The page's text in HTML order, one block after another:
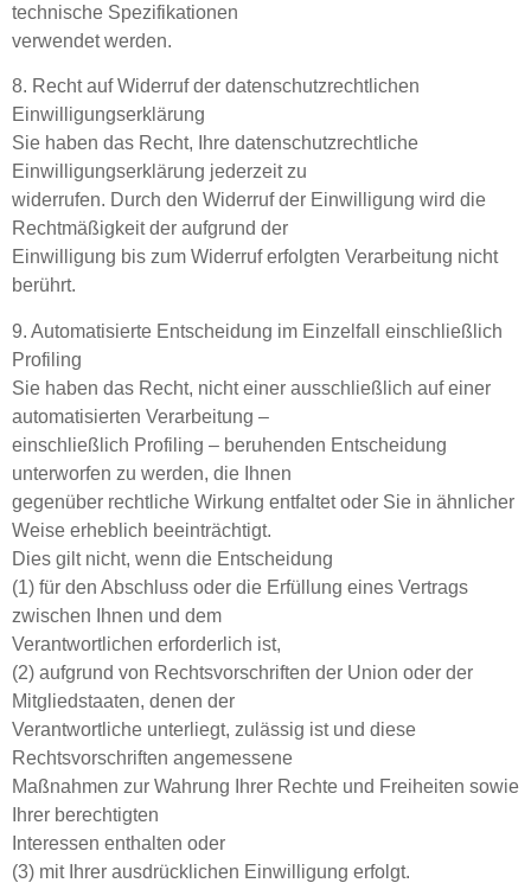
technische Spezifikationen
verwendet werden.
8. Recht auf Widerruf der datenschutzrechtlichen
Einwilligungserklärung
Sie haben das Recht, Ihre datenschutzrechtliche
Einwilligungserklärung jederzeit zu
widerrufen. Durch den Widerruf der Einwilligung wird die
Rechtmäßigkeit der aufgrund der
Einwilligung bis zum Widerruf erfolgten Verarbeitung nicht
berührt.
9. Automatisierte Entscheidung im Einzelfall einschließlich
Profiling
Sie haben das Recht, nicht einer ausschließlich auf einer
automatisierten Verarbeitung –
einschließlich Profiling – beruhenden Entscheidung
unterworfen zu werden, die Ihnen
gegenüber rechtliche Wirkung entfaltet oder Sie in ähnlicher
Weise erheblich beeinträchtigt.
Dies gilt nicht, wenn die Entscheidung
(1) für den Abschluss oder die Erfüllung eines Vertrags
zwischen Ihnen und dem
Verantwortlichen erforderlich ist,
(2) aufgrund von Rechtsvorschriften der Union oder der
Mitgliedstaaten, denen der
Verantwortliche unterliegt, zulässig ist und diese
Rechtsvorschriften angemessene
Maßnahmen zur Wahrung Ihrer Rechte und Freiheiten sowie
Ihrer berechtigten
Interessen enthalten oder
(3) mit Ihrer ausdrücklichen Einwilligung erfolgt.